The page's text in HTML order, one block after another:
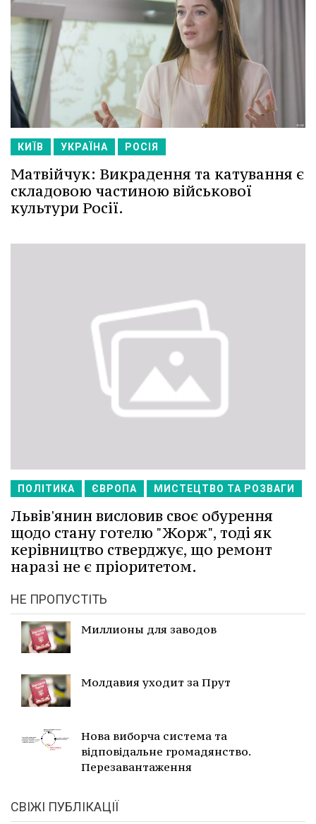
КИЇВ УКРАЇНА РОСІЯ
Матвійчук: Викрадення та катування є
складовою частиною військової
культури Росії.
ПОЛІТИКА ЄВРОПА МИСТЕЦТВО ТА РОЗВАГИ
Львів'янин висловив своє обурення
щодо стану готелю "Жорж", тоді як
керівництво стверджує, що ремонт
наразі не є пріоритетом.
НЕ ПРОПУСТІТЬ
Миллионы для заводов
Молдавия уходит за Прут
Нова виборча система та
відповідальне громадянство.
Перезавантаження
СВІЖІ ПУБЛІКАЦІЇ